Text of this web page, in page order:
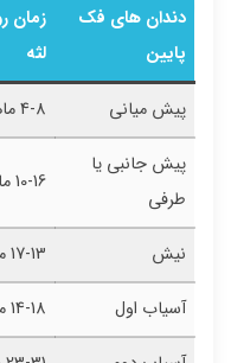
دندان های فک
پایین
زمان
لثه
پیش میانی 4-8 ماهگی
پیش جانبی یا
طرفی
10-16 ماهگی
نیش 17-13 ماهگی
آسیاب اول
14-18 ماهگی